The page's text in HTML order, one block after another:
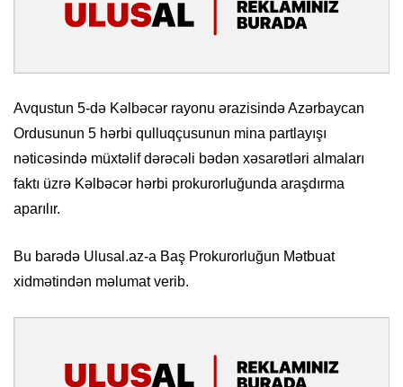
Avqustun 5-də Kəlbəcər rayonu ərazisində Azərbaycan
Ordusunun 5 hərbi qulluqçusunun mina partlayışı
nəticəsində müxtəlif dərəcəli bədən xəsarətləri almaları
faktı üzrə Kəlbəcər hərbi prokurorluğunda araşdırma
aparılır.
Bu barədə Ulusal.az-a Baş Prokurorluğun Mətbuat
xidmətindən məlumat verib.